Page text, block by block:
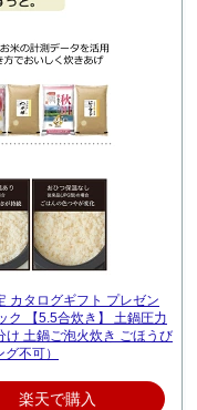
カタログギフト プレゼン
ク 【5.5合炊き】 土鍋圧力
け 土鍋ご泡火炊き ごほうび
不可）
楽天で購入